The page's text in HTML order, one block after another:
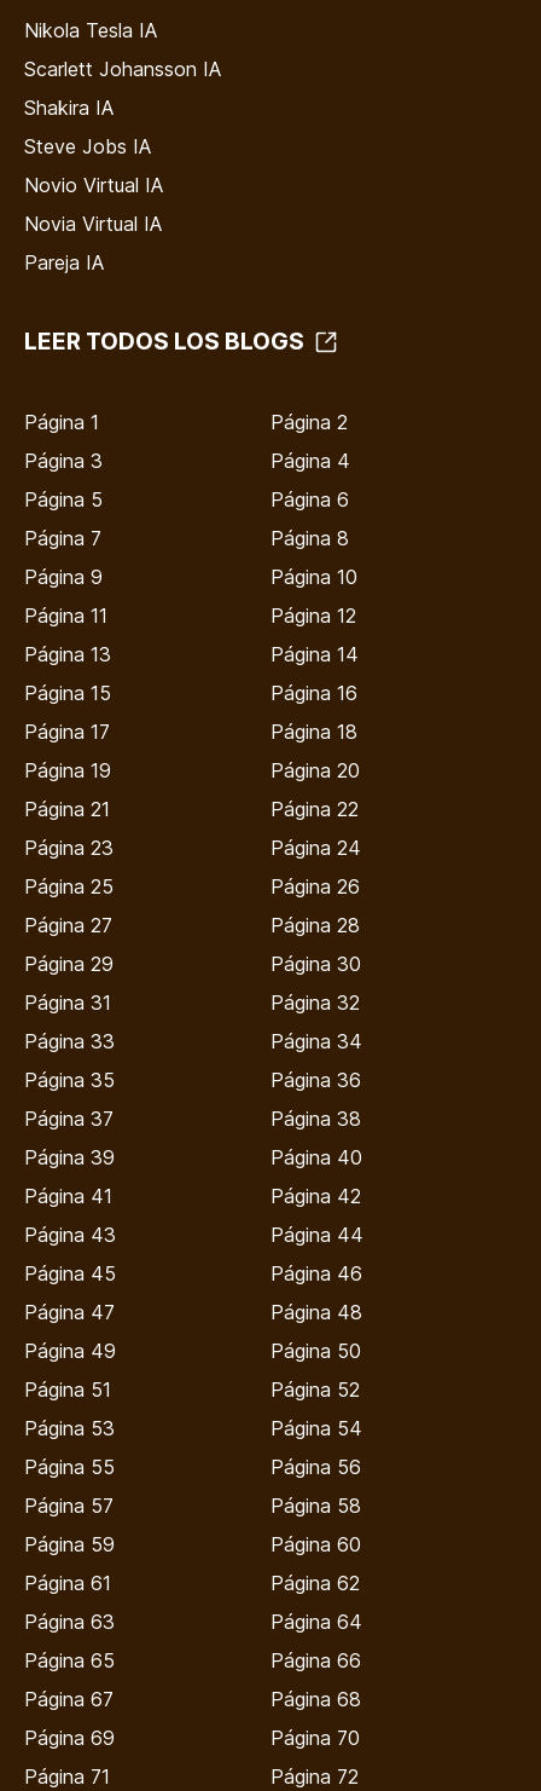
Nikola Tesla IA
Scarlett Johansson IA
Shakira IA
Steve Jobs IA
Novio Virtual IA
Novia Virtual IA
Pareja IA
LEER TODOS LOS BLOGS
Página 1
Página 2
Página 3
Página 4
Página 5
Página 6
Página 7
Página 8
Página 9
Página 10
Página 11
Página 12
Página 13
Página 14
Página 15
Página 16
Página 17
Página 18
Página 19
Página 20
Página 21
Página 22
Página 23
Página 24
Página 25
Página 26
Página 27
Página 28
Página 29
Página 30
Página 31
Página 32
Página 33
Página 34
Página 35
Página 36
Página 37
Página 38
Página 39
Página 40
Página 41
Página 42
Página 43
Página 44
Página 45
Página 46
Página 47
Página 48
Página 49
Página 50
Página 51
Página 52
Página 53
Página 54
Página 55
Página 56
Página 57
Página 58
Página 59
Página 60
Página 61
Página 62
Página 63
Página 64
Página 65
Página 66
Página 67
Página 68
Página 69
Página 70
Página 71
Página 72